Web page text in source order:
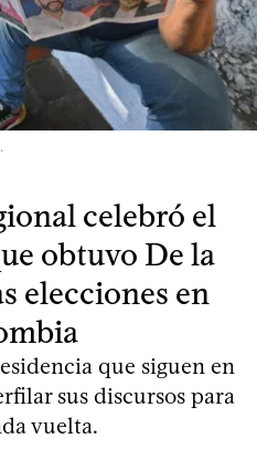
celebró el
obtuvo De la
elecciones en
que siguen en
sus discursos para
vuelta.